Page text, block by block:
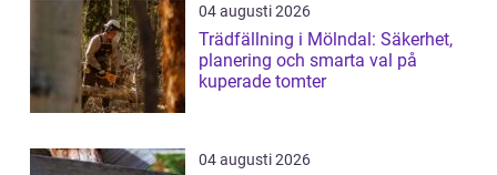
04 augusti 2026
Trädfällning i Mölndal: Säkerhet,
planering och smarta val på
kuperade tomter
04 augusti 2026